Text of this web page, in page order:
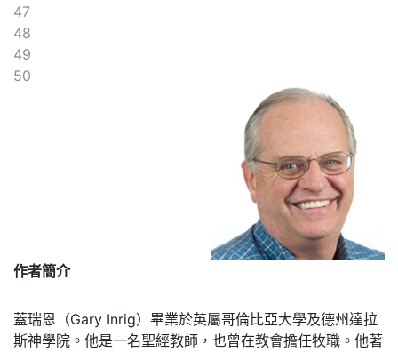
47
48
49
50
作者簡介
蓋瑞恩（Gary Inrig）畢業於英屬哥倫比亞大學及德州達拉
斯神學院。他是一名聖經教師，也曾在教會擔任牧職。他著